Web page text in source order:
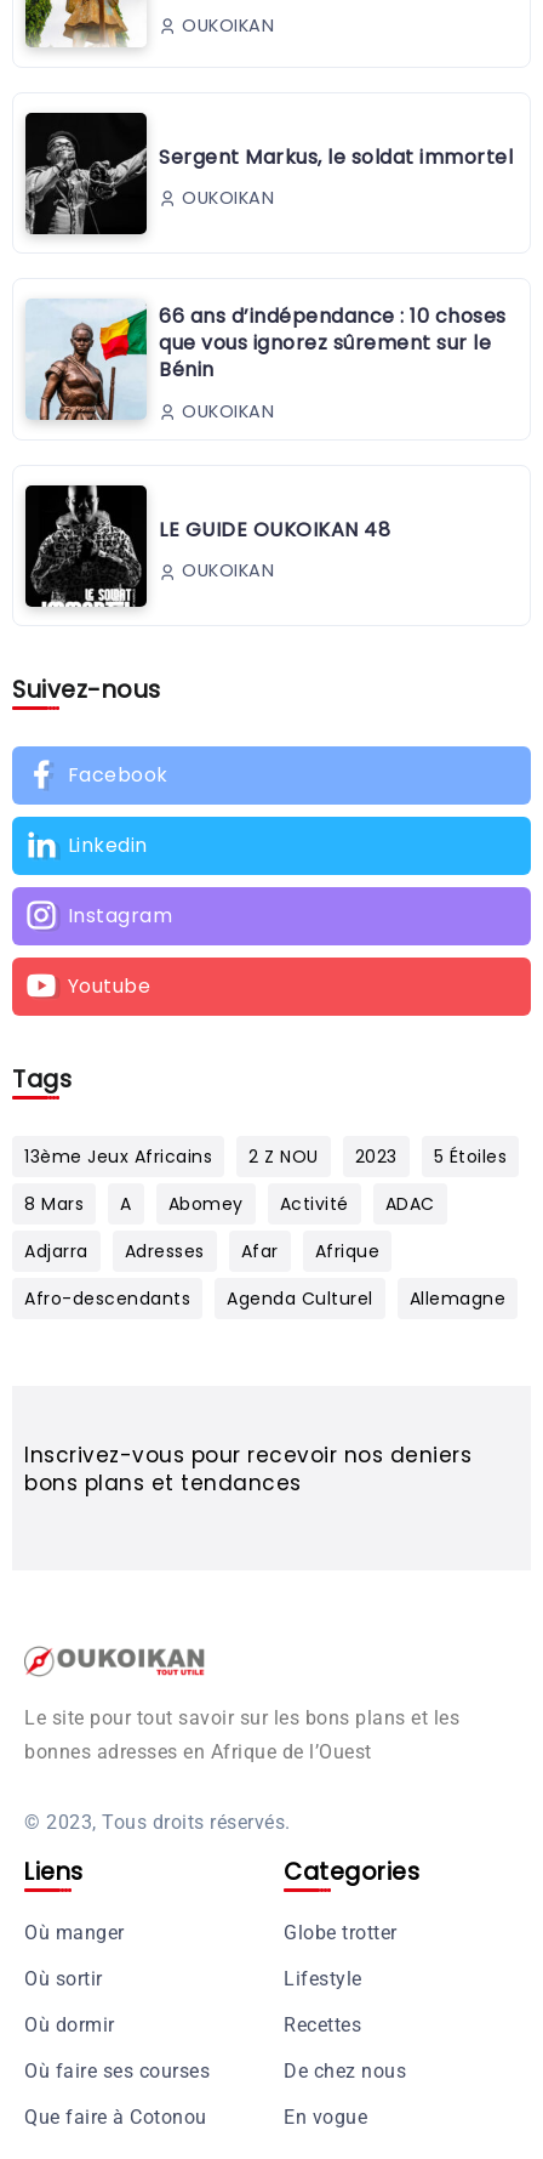
OUKOIKAN
Sergent Markus, le soldat immortel
OUKOIKAN
66 ans d’indépendance : 10 choses
que vous ignorez sûrement sur le
Bénin
OUKOIKAN
LE GUIDE OUKOIKAN 48
OUKOIKAN
Suivez-nous
Facebook
Linkedin
Instagram
Youtube
Tags
13ème Jeux Africains 2 Z NOU 2023
5 Étoiles
8 Mars
A Abomey Activité
ADAC
Adjarra
Adresses Afar
Afrique
Afro-descendants
Agenda Culturel Allemagne
Inscrivez-vous pour recevoir nos deniers
bons plans et tendances
Le site pour tout savoir sur les bons plans et les
bonnes adresses en Afrique de l’Ouest
© 2023, Tous droits réservés.
Liens
Où manger
Où sortir
Où dormir
Où faire ses courses
Que faire à Cotonou
Categories
Globe trotter
Lifestyle
Recettes
De chez nous
En vogue